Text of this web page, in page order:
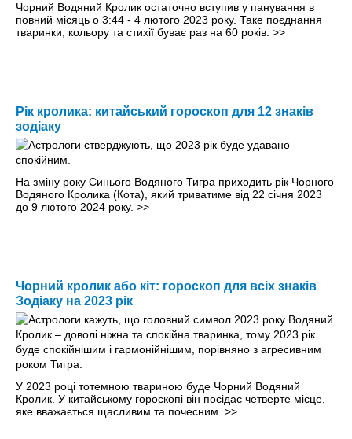
Чорний Водяний Кролик остаточно вступив у панування в
повний місяць о 3:44 - 4 лютого 2023 року. Таке поєднання
тваринки, кольору та стихії буває раз на 60 років. >>
Рік кролика: китайський гороскоп для 12 знаків
зодіаку
На зміну року Синього Водяного Тигра приходить рік Чорного
Водяного Кролика (Кота), який триватиме від 22 січня 2023
до 9 лютого 2024 року. >>
Чорний кролик або кіт: гороскоп для всіх знаків
Зодіаку на 2023 рік
У 2023 році тотемною твариною буде Чорний Водяний
Кролик. У китайському гороскопі він посідає четверте місце,
яке вважається щасливим та почесним. >>